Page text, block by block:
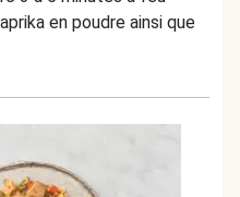
en poudre ainsi que